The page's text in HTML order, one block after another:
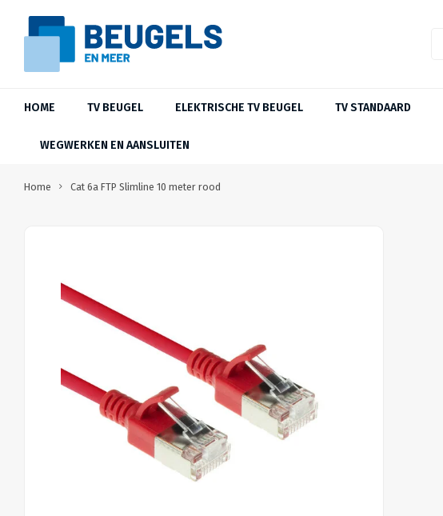
HOME TV BEUGEL ELEKTRISCHE TV BEUGEL TV STANDAARD
WEGWERKEN EN AANSLUITEN
Home Cat 6a FTP Slimline 10 meter rood